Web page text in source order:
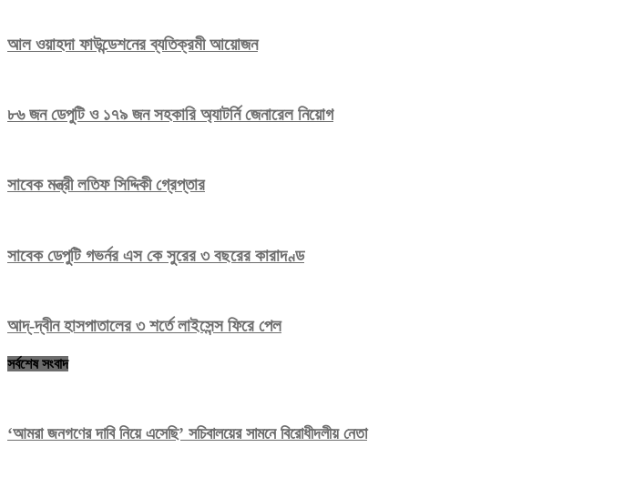
আল ওয়াহদা ফাউন্ডেশনের ব্যতিক্রমী আয়োজন
৮৬ জন ডেপুটি ও ১৭৯ জন সহকারি অ্যাটর্নি জেনারেল নিয়োগ
সাবেক মন্ত্রী লতিফ সিদ্দিকী গ্রেপ্তার
সাবেক ডেপুটি গভর্নর এস কে সুরের ৩ বছরের কারাদণ্ড
আদ্‌-দ্বীন হাসপাতালের ৩ শর্তে লাইসেন্স ফিরে পেল
সর্বশেষ সংবাদ
‘আমরা জনগণের দাবি নিয়ে এসেছি’ সচিবালয়ের সামনে বিরোধীদলীয় নেতা